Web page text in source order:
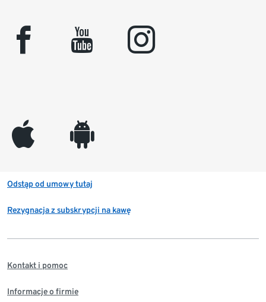
facebook youtube instagram
appleinc android
Odstąp od umowy tutaj
Rezygnacja z subskrypcji na kawę
Kontakt i pomoc
Informacje o firmie